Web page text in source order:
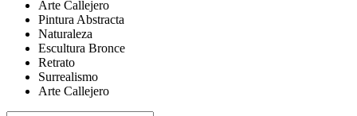
Arte Callejero
Pintura Abstracta
Naturaleza
Escultura Bronce
Retrato
Surrealismo
Arte Callejero